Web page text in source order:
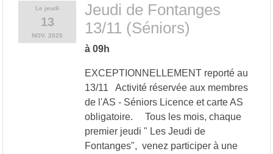
Le jeudi
13
NOV. 2025
Jeudi de Fontanges
13/11 (Séniors)
à 09h
EXCEPTIONNELLEMENT reporté au
13/11 Activité réservée aux membres
de l'AS - Séniors Licence et carte AS
obligatoire. Tous les mois, chaque
premier jeudi " Les Jeudi de
Fontanges", venez participer à une